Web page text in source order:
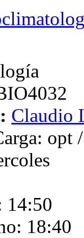
Claudio
opt
14:50
18:40